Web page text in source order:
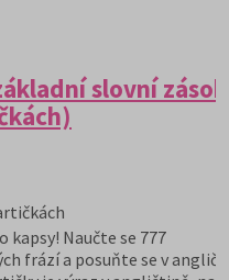
slovní
kapsy! Naučte se 777
frází a posuňte se v